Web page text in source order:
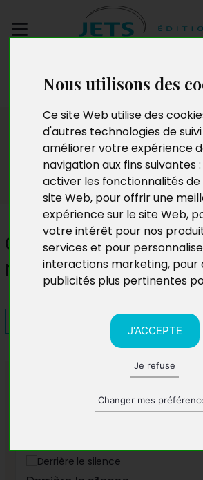
Nous utilisons des
Ce site Web utilise des
d'autres technologies de
améliorer votre expérience
navigation aux fins suivantes :
activer les fonctionnalités de
site Web, pour offrir une
expérience sur le site Web,
votre intérêt pour nos
services et pour
interactions marketing, pour
publicités plus pertinentes
J'ACCEPTE
Je refuse
Changer mes
manuscrit
Presse
C'est demain qu'on
malle (Alice
A lire également